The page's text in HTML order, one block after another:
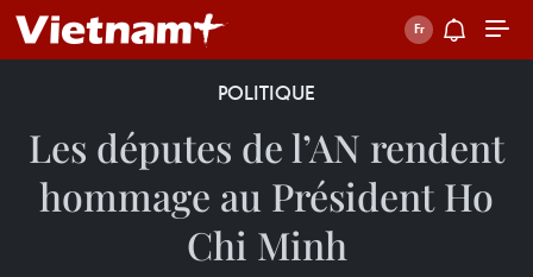
POLITIQUE
Les députes de l’AN rendent
hommage au Président Ho
Chi Minh